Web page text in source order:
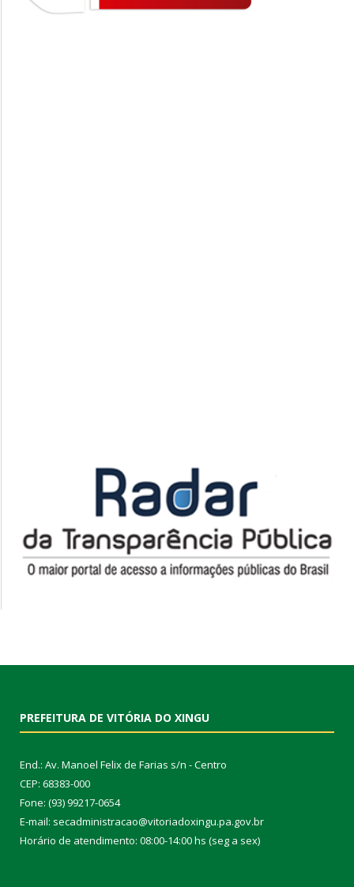
PREFEITURA DE VITÓRIA DO XINGU
End.: Av. Manoel Felix de Farias s/n - Centro
CEP: 68383-000
Fone: (93) 99217-0654
E-mail: secadministracao@vitoriadoxingu.pa.gov.br
Horário de atendimento: 08:00-14:00 hs (seg a sex)